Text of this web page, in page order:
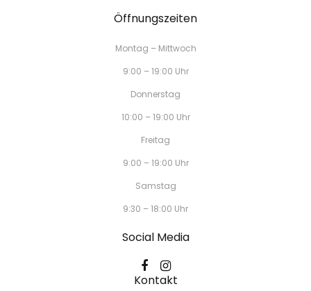
Öffnungszeiten
Montag – Mittwoch
9:00 – 19:00 Uhr
Donnerstag
10:00 – 19:00 Uhr
Freitag
9:00 – 19:00 Uhr
Samstag
9:30 – 18:00 Uhr
Social Media
Kontakt